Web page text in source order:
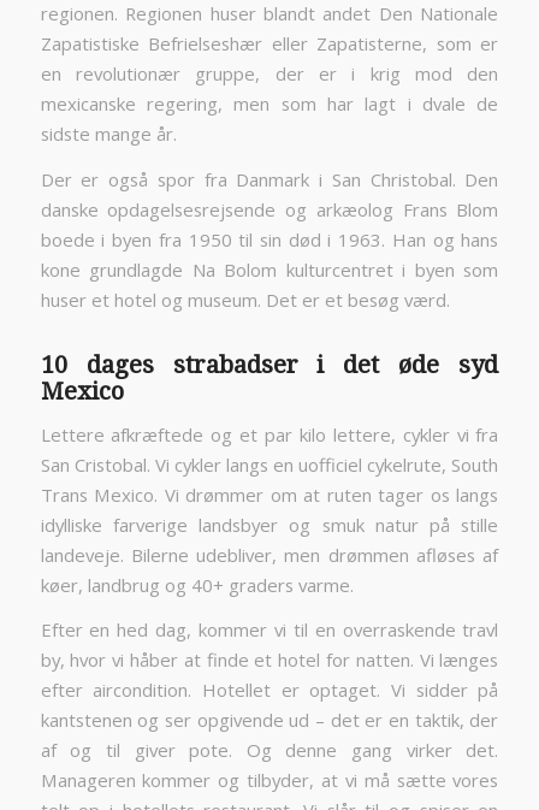
regionen. Regionen huser blandt andet Den Nationale
Zapatistiske Befrielseshær eller Zapatisterne, som er
en revolutionær gruppe, der er i krig mod den
mexicanske regering, men som har lagt i dvale de
sidste mange år.
Der er også spor fra Danmark i San Christobal. Den
danske opdagelsesrejsende og arkæolog Frans Blom
boede i byen fra 1950 til sin død i 1963. Han og hans
kone grundlagde Na Bolom kulturcentret i byen som
huser et hotel og museum. Det er et besøg værd.
10 dages strabadser i det øde syd
Mexico
Lettere afkræftede og et par kilo lettere, cykler vi fra
San Cristobal. Vi cykler langs en uofficiel cykelrute, South
Trans Mexico. Vi drømmer om at ruten tager os langs
idylliske farverige landsbyer og smuk natur på stille
landeveje. Bilerne udebliver, men drømmen afløses af
køer, landbrug og 40+ graders varme.
Efter en hed dag, kommer vi til en overraskende travl
by, hvor vi håber at finde et hotel for natten. Vi længes
efter aircondition. Hotellet er optaget. Vi sidder på
kantstenen og ser opgivende ud – det er en taktik, der
af og til giver pote. Og denne gang virker det.
Manageren kommer og tilbyder, at vi må sætte vores